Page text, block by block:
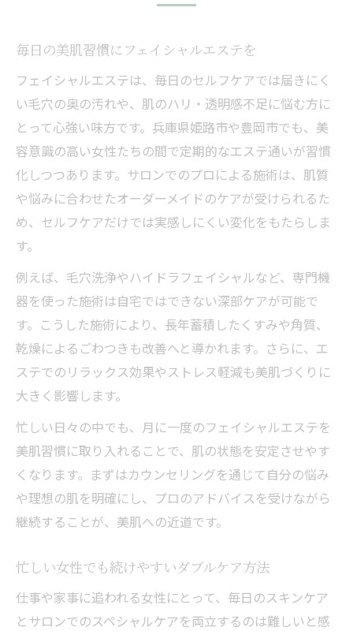
毎日の美肌習慣にフェイシャルエステを
フェイシャルエステは、毎日のセルフケアでは届きにく
い毛穴の奥の汚れや、肌のハリ・透明感不足に悩む方に
とって心強い味方です。兵庫県姫路市や豊岡市でも、美
容意識の高い女性たちの間で定期的なエステ通いが習慣
化しつつあります。サロンでのプロによる施術は、肌質
や悩みに合わせたオーダーメイドのケアが受けられるた
め、セルフケアだけでは実感しにくい変化をもたらしま
す。
例えば、毛穴洗浄やハイドラフェイシャルなど、専門機
器を使った施術は自宅ではできない深部ケアが可能で
す。こうした施術により、長年蓄積したくすみや角質、
乾燥によるごわつきも改善へと導かれます。さらに、エ
ステでのリラックス効果やストレス軽減も美肌づくりに
大きく影響します。
忙しい日々の中でも、月に一度のフェイシャルエステを
美肌習慣に取り入れることで、肌の状態を安定させやす
くなります。まずはカウンセリングを通じて自分の悩み
や理想の肌を明確にし、プロのアドバイスを受けながら
継続することが、美肌への近道です。
忙しい女性でも続けやすいダブルケア方法
仕事や家事に追われる女性にとって、毎日のスキンケア
とサロンでのスペシャルケアを両立するのは難しいと感